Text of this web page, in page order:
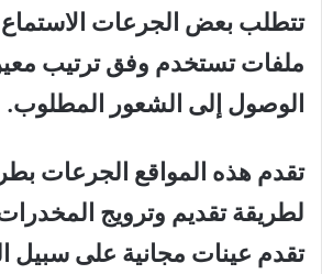
تتطلب بعض الجرعات
ملفات تستخدم وفق ترتيب
الوصول إلى الشعور المطلوب.
تقدم هذه المواقع الجرعات
لطريقة تقديم وترويج
تقدم عينات مجانية على سبيل